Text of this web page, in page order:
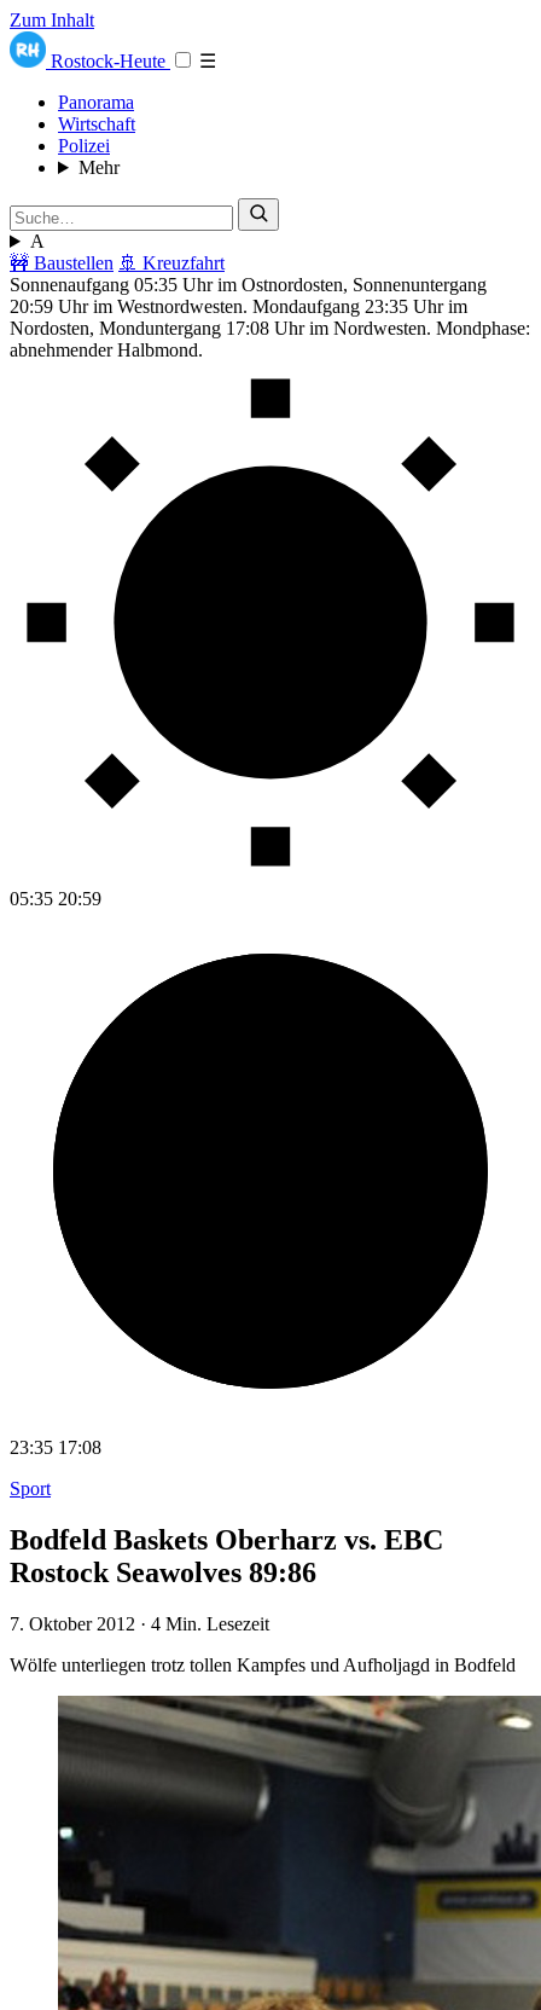
Zum Inhalt
Rostock-Heute
☰
Panorama
Wirtschaft
Polizei
Mehr
A
🚧 Baustellen 🚢 Kreuzfahrt
Sonnenaufgang 05:35 Uhr im Ostnordosten, Sonnenuntergang
20:59 Uhr im Westnordwesten. Mondaufgang 23:35 Uhr im
Nordosten, Monduntergang 17:08 Uhr im Nordwesten. Mondphase:
abnehmender Halbmond.
05:35 20:59
23:35 17:08
Sport
Bodfeld Baskets Oberharz vs. EBC
Rostock Seawolves 89:86
7. Oktober 2012 · 4 Min. Lesezeit
Wölfe unterliegen trotz tollen Kampfes und Aufholjagd in Bodfeld